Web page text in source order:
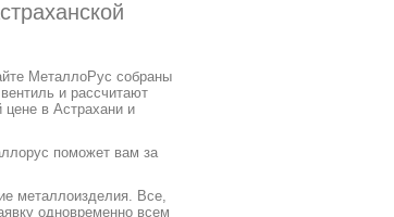
МеталлоРус собраны
и рассчитают
в Астрахани и
поможет вам за
металлоизделия. Все,
одновременно всем